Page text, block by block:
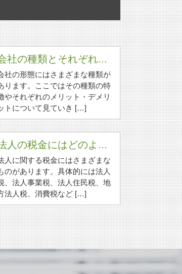
社の種類とそれぞれ...
社の形態にはさまざまな種類が
ります。ここではその種類の特
やそれぞれのメリット・デメリ
トについて見ていき […]
人の税金にはどのよ...
人に関する税金にはさまざまな
のがあります。具体的には法人
、法人事業税、法人住民税、地
法人税、消費税など […]